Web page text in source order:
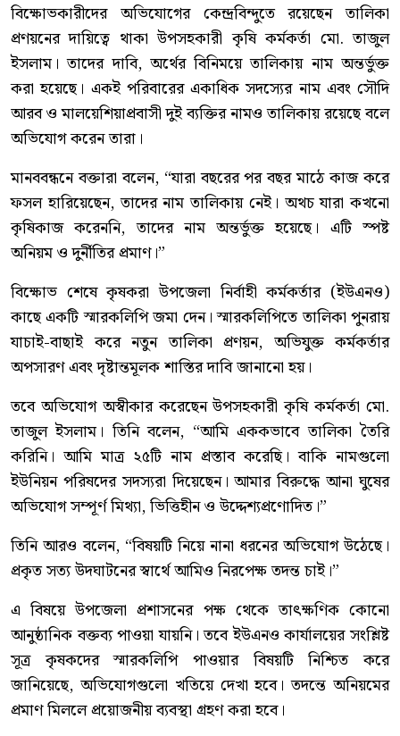
বিক্ষোভকারীদের অভিযোগের কেন্দ্রবিন্দুতে রয়েছেন তালিকা
প্রণয়নের দায়িত্বে থাকা উপসহকারী কৃষি কর্মকর্তা মো. তাজুল
ইসলাম। তাদের দাবি, অর্থের বিনিময়ে তালিকায় নাম অন্তর্ভুক্ত
করা হয়েছে। একই পরিবারের একাধিক সদস্যের নাম এবং সৌদি
আরব ও মালয়েশিয়াপ্রবাসী দুই ব্যক্তির নামও তালিকায় রয়েছে বলে
অভিযোগ করেন তারা।
মানববন্ধনে বক্তারা বলেন, “যারা বছরের পর বছর মাঠে কাজ করে
ফসল হারিয়েছেন, তাদের নাম তালিকায় নেই। অথচ যারা কখনো
কৃষিকাজ করেননি, তাদের নাম অন্তর্ভুক্ত হয়েছে। এটি স্পষ্ট
অনিয়ম ও দুর্নীতির প্রমাণ।”
বিক্ষোভ শেষে কৃষকরা উপজেলা নির্বাহী কর্মকর্তার (ইউএনও)
কাছে একটি স্মারকলিপি জমা দেন। স্মারকলিপিতে তালিকা পুনরায়
যাচাই-বাছাই করে নতুন তালিকা প্রণয়ন, অভিযুক্ত কর্মকর্তার
অপসারণ এবং দৃষ্টান্তমূলক শাস্তির দাবি জানানো হয়।
তবে অভিযোগ অস্বীকার করেছেন উপসহকারী কৃষি কর্মকর্তা মো.
তাজুল ইসলাম। তিনি বলেন, “আমি এককভাবে তালিকা তৈরি
করিনি। আমি মাত্র ২৫টি নাম প্রস্তাব করেছি। বাকি নামগুলো
ইউনিয়ন পরিষদের সদস্যরা দিয়েছেন। আমার বিরুদ্ধে আনা ঘুষের
অভিযোগ সম্পূর্ণ মিথ্যা, ভিত্তিহীন ও উদ্দেশ্যপ্রণোদিত।”
তিনি আরও বলেন, “বিষয়টি নিয়ে নানা ধরনের অভিযোগ উঠেছে।
প্রকৃত সত্য উদঘাটনের স্বার্থে আমিও নিরপেক্ষ তদন্ত চাই।”
এ বিষয়ে উপজেলা প্রশাসনের পক্ষ থেকে তাৎক্ষণিক কোনো
আনুষ্ঠানিক বক্তব্য পাওয়া যায়নি। তবে ইউএনও কার্যালয়ের সংশ্লিষ্ট
সূত্র কৃষকদের স্মারকলিপি পাওয়ার বিষয়টি নিশ্চিত করে
জানিয়েছে, অভিযোগগুলো খতিয়ে দেখা হবে। তদন্তে অনিয়মের
প্রমাণ মিললে প্রয়োজনীয় ব্যবস্থা গ্রহণ করা হবে।